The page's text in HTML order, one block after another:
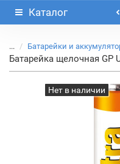
Каталог
... Батарейки и
Батарейка щелочная GP
Нет в наличии